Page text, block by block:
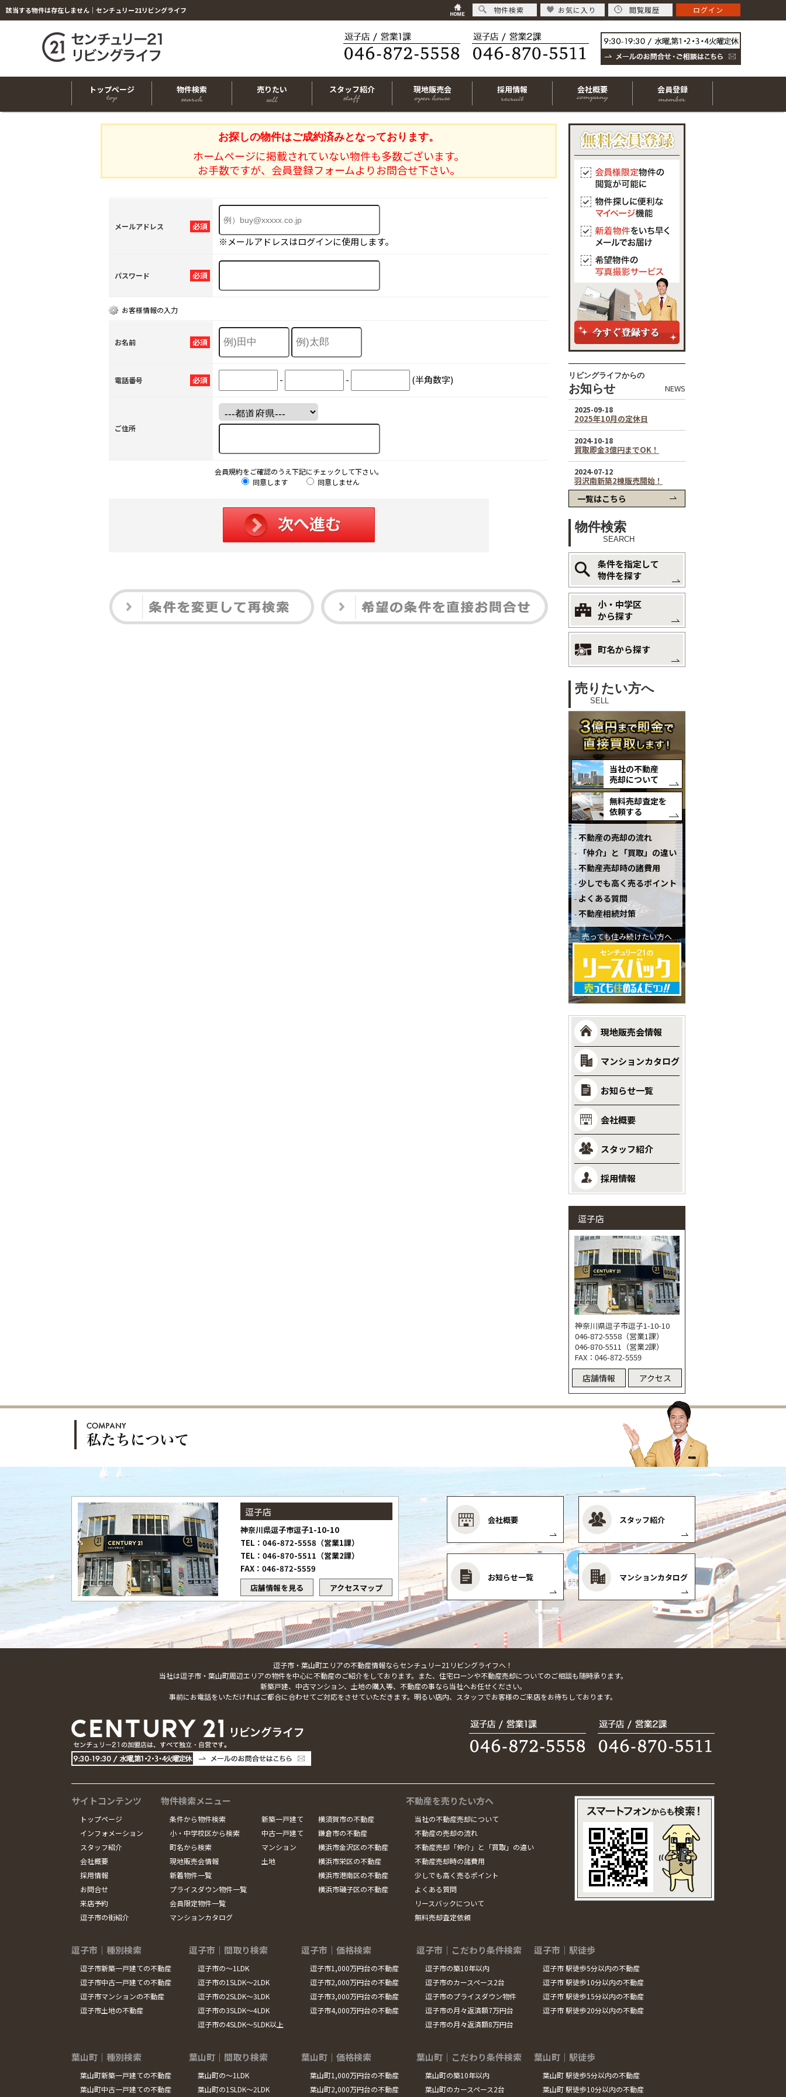
該当する物件は存在しません｜センチュリー21リビングライフ
トップページ 物件検索 売りたい スタッフ紹介 現地販売会 採用情報 会社概要 会員登録
お探しの物件はご成約済みとなっております。
ホームページに掲載されていない物件も多数ございます。
お手数ですが、会員登録フォームよりお問合せ下さい。
必須
メールアドレス
※メールアドレスはログインに使用します。
必須
パスワード
お客様情報の入力
必須
お名前
必須
電話番号 - - (半角数字)
ご住所
会員規約をご確認のうえ下記にチェックして下さい。
同意します
同意しません
リビングライフからの
お知らせ NEWS
一覧はこちら
物件検索
SEARCH
条件を指定して
物件を探す
小・中学区
から探す
町名から探す
売りたい方へ
SELL
当社の不動産
売却について
無料売却査定を
依頼する
不動産の売却の流れ
「仲介」と「買取」の違い
不動産売却時の諸費用
少しでも高く売るポイント
よくある質問
不動産相続対策
売っても住み続けたい方へ
現地販売会情報
マンションカタログ
お知らせ一覧
会社概要
スタッフ紹介
採用情報
逗子店
神奈川県逗子市逗子1-10-10
046-872-5558（営業1課）
046-870-5511（営業2課）
FAX：046-872-5559
店舗情報 アクセス
逗子店
神奈川県逗子市逗子1-10-10
TEL：046-872-5558（営業1課）
TEL：046-870-5511（営業2課）
FAX：046-872-5559
店舗情報を見る
アクセスマップ
会社概要 スタッフ紹介
お知らせ一覧 マンションカタログ
逗子市・葉山町エリアの不動産情報ならセンチュリー21リビングライフへ！
当社は逗子市・葉山町周辺エリアの物件を中心に不動産のご紹介をしております。また、住宅ローンや不動産売却についてのご相談も随時承ります。
新築戸建、中古マンション、土地の購入等、不動産の事なら当社へお任せください。
事前にお電話をいただければご都合に合わせてご対応をさせていただきます。明るい店内、スタッフでお客様のご来店をお待ちしております。
サイトコンテンツ
トップページ
インフォメーション
スタッフ紹介
会社概要
採用情報
お問合せ
来店予約
逗子市の街紹介
物件検索メニュー
条件から物件検索
小・中学校区から検索
町名から検索
現地販売会情報
新着物件一覧
プライスダウン物件一覧
会員限定物件一覧
マンションカタログ
新築一戸建て
中古一戸建て
マンション
土地
横須賀市の不動産
鎌倉市の不動産
横浜市金沢区の不動産
横浜市栄区の不動産
横浜市港南区の不動産
横浜市磯子区の不動産
不動産を売りたい方へ
当社の不動産売却について
不動産の売却の流れ
不動産売却「仲介」と「買取」の違い
不動産売却時の諸費用
少しでも高く売るポイント
よくある質問
リースバックについて
無料売却査定依頼
逗子市｜種別検索
逗子市新築一戸建ての不動産
逗子市中古一戸建ての不動産
逗子市マンションの不動産
逗子市土地の不動産
逗子市｜間取り検索
逗子市の～1LDK
逗子市の1SLDK～2LDK
逗子市の2SLDK～3LDK
逗子市の3SLDK～4LDK
逗子市の4SLDK～5LDK以上
逗子市｜価格検索
逗子市1,000万円台の不動産
逗子市2,000万円台の不動産
逗子市3,000万円台の不動産
逗子市4,000万円台の不動産
逗子市｜こだわり条件検索
逗子市の築10年以内
逗子市のカースペース2台
逗子市のプライスダウン物件
逗子市の月々返済額7万円台
逗子市の月々返済額8万円台
逗子市｜駅徒歩
逗子市 駅徒歩5分以内の不動産
逗子市 駅徒歩10分以内の不動産
逗子市 駅徒歩15分以内の不動産
逗子市 駅徒歩20分以内の不動産
葉山町｜種別検索
葉山町新築一戸建ての不動産
葉山町中古一戸建ての不動産
葉山町｜間取り検索
葉山町の～1LDK
葉山町の1SLDK～2LDK
葉山町｜価格検索
葉山町1,000万円台の不動産
葉山町2,000万円台の不動産
葉山町｜こだわり条件検索
葉山町の築10年以内
葉山町のカースペース2台
葉山町｜駅徒歩
葉山町 駅徒歩5分以内の不動産
葉山町 駅徒歩10分以内の不動産
物件検索 お気に入り 閲覧履歴 ログイン